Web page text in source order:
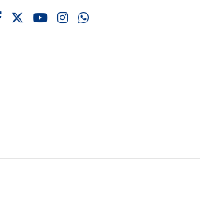
facebook
twitter
youtube
instagram
whatsapp